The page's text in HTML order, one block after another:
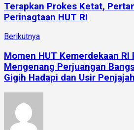
Terapkan Prokes Ketat,
Perinagtaan HUT RI
Berikutnya
Momen HUT Kemerdekaan RI
Mengenang Perjuangan
Gigih Hadapi dan Usir Penjajah